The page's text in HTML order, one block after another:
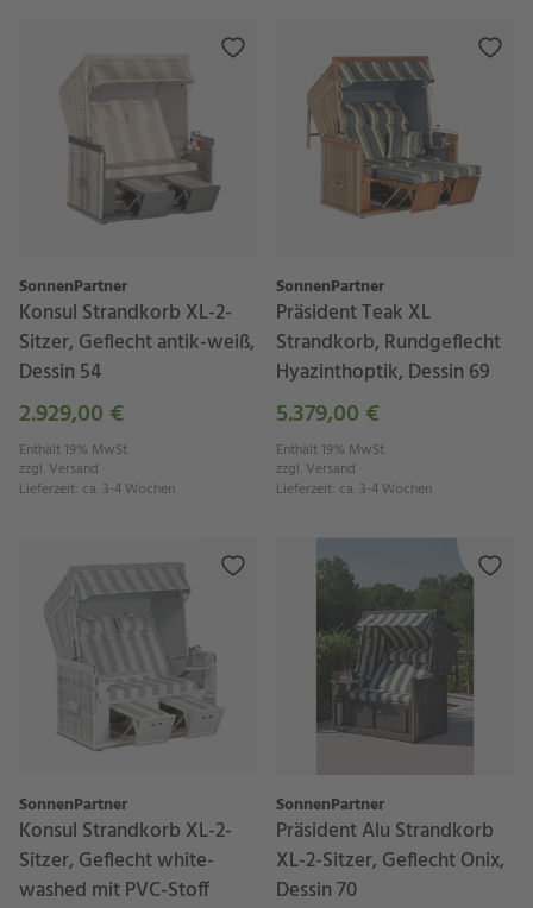
SonnenPartner
Konsul Strandkorb XL-2-
Sitzer, Geflecht antik-weiß,
Dessin 54
2.929,00 €
Enthält 19% MwSt.
zzgl. Versand
Lieferzeit: ca. 3-4 Wochen
SonnenPartner
Präsident Teak XL
Strandkorb, Rundgeflecht
Hyazinthoptik, Dessin 69
5.379,00 €
Enthält 19% MwSt.
zzgl. Versand
Lieferzeit: ca. 3-4 Wochen
SonnenPartner
Konsul Strandkorb XL-2-
Sitzer, Geflecht white-
washed mit PVC-Stoff
SonnenPartner
Präsident Alu Strandkorb
XL-2-Sitzer, Geflecht Onix,
Dessin 70